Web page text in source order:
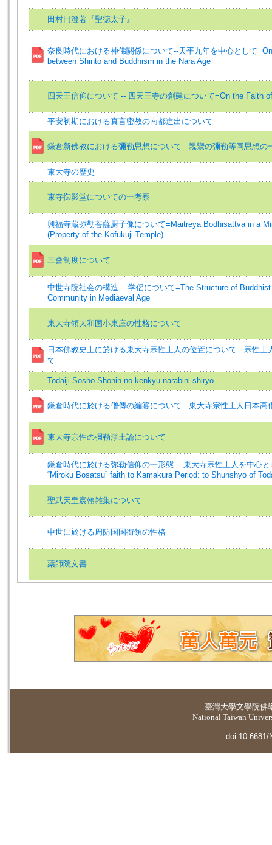
田村円澄著『聖徳太子』
奈良時代における神佛關係について--天平九年を中心として
between Shinto and Buddhism in the Nara Age
四天王信仰について -- 四天王寺の創建について=On the Faith
平安初期における真言密教の南都進出について
鎌倉新佛教における彌勒思想について - 親鸞の彌勒等同思想の
東大寺の歴史
東寺御影堂についての一考察
興福寺蔵弥勒菩薩厨子像について=Maitreya Bodhisattva in a
(Property of the Kōfukuji Temple)
三會制度について
中世寺院社会の構造 -- 学侶について=The Structure of
Community in Mediaeval Age
東大寺領大和国小東庄の性格について
日本佛教史上に於ける東大寺宗性上人の位置について - 宗性上
て -
Todaiji Sosho Shonin no kenkyu narabini shiryo
鎌倉時代に於ける僧傳の編篡について - 東大寺宗性上人日本高
東大寺宗性の彌勒淨土論について
鎌倉時代に於ける弥勒信仰の一形態 -- 東大寺宗性上人を中心
“Miroku Bosatsu” faith to Kamakura Period: to Shunshyo of
聖武天皇宸翰雑集について
中世に於ける周防国国衙領の性格
薬師院文書
臺灣大學文學院佛
National Taiwan
doi:10.6681/